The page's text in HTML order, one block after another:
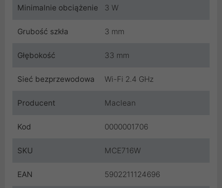
Minimalnie obciążenie 3 W
Grubość szkła 3 mm
Głębokość 33 mm
Sieć bezprzewodowa Wi-Fi 2.4 GHz
Producent Maclean
Kod 0000001706
SKU MCE716W
EAN 5902211124696